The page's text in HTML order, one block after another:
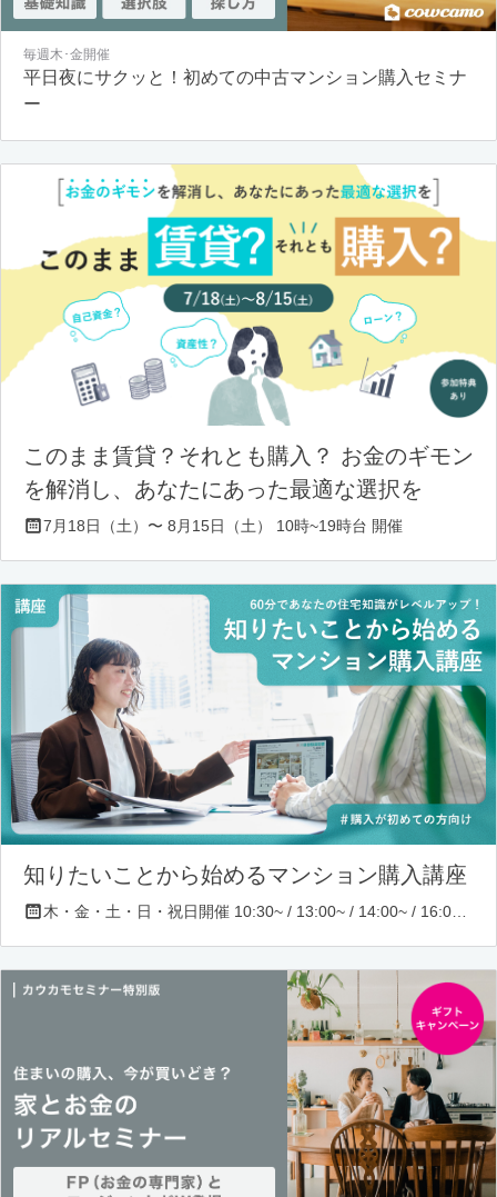
毎週木･金開催
平日夜にサクッと！初めての中古マンション購入セミナ
ー
このまま賃貸？それとも購入？ お金のギモン
を解消し、あなたにあった最適な選択を
7月18日（土）〜 8月15日（土） 10時~19時台 開催
知りたいことから始めるマンション購入講座